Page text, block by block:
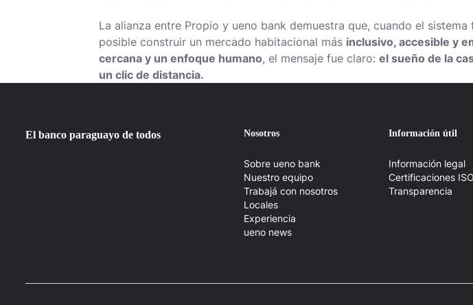
La alianza entre Propio y ueno bank demuestra que, cuando el sistema
posible construir un mercado habitacional más inclusivo, accesible y
cercana y un enfoque humano, el mensaje fue claro: el sueño de la
un clic de distancia.
El banco paraguayo de todos Nosotros
Sobre ueno bank
Nuestro equipo
Trabajá con nosotros
Locales
Experiencia
ueno news
Información útil
Información legal
Certificaciones ISO
Transparencia